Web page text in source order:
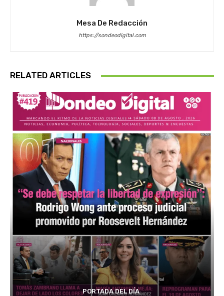
Mesa De Redacción
https://sondeodigital.com
RELATED ARTICLES
PORTADA DEL DÍA